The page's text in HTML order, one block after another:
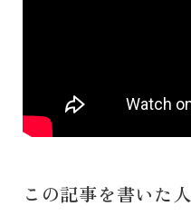
この記事を書いた人